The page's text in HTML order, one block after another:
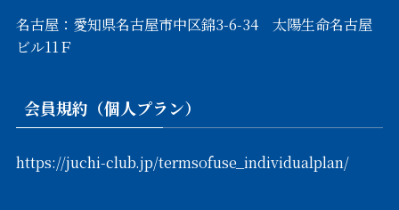
名古屋：愛知県名古屋市中区錦3-6-34 太陽生命名古屋
ビル11Ｆ
会員規約（個人プラン）
https://juchi-club.jp/termsofuse_individualplan/